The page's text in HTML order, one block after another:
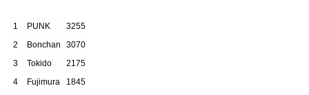
1 PUNK
3255
2
Bonchan
3070
3
Tokido
2175
4
Fujimura 1845